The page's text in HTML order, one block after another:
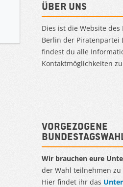
Über uns
Dies ist die Website des
Berlin der Piratenpartei
findest du alle
Kontaktmöglichkeiten
Vorgezogene
Wir brauchen eure
der Wahl teilnehmen zu
Hier findet ihr das